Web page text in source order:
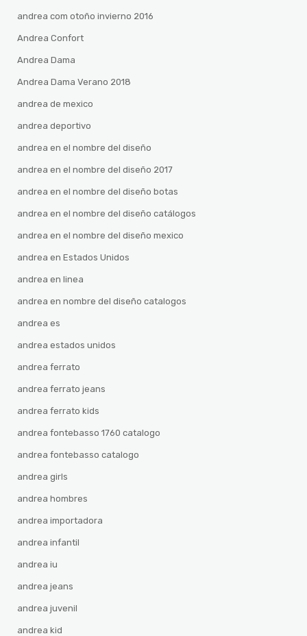
andrea com otoño invierno 2016
Andrea Confort
Andrea Dama
Andrea Dama Verano 2018
andrea de mexico
andrea deportivo
andrea en el nombre del diseño
andrea en el nombre del diseño 2017
andrea en el nombre del diseño botas
andrea en el nombre del diseño catálogos
andrea en el nombre del diseño mexico
andrea en Estados Unidos
andrea en linea
andrea en nombre del diseño catalogos
andrea es
andrea estados unidos
andrea ferrato
andrea ferrato jeans
andrea ferrato kids
andrea fontebasso 1760 catalogo
andrea fontebasso catalogo
andrea girls
andrea hombres
andrea importadora
andrea infantil
andrea iu
andrea jeans
andrea juvenil
andrea kid